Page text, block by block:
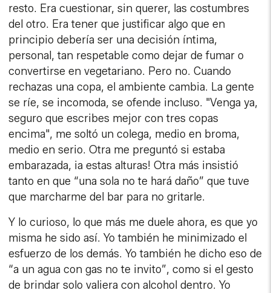
resto. Era cuestionar, sin querer, las costumbres
del otro. Era tener que justificar algo que en
principio debería ser una decisión íntima,
personal, tan respetable como dejar de fumar o
convertirse en vegetariano. Pero no. Cuando
rechazas una copa, el ambiente cambia. La gente
se ríe, se incomoda, se ofende incluso. "Venga ya,
seguro que escribes mejor con tres copas
encima", me soltó un colega, medio en broma,
medio en serio. Otra me preguntó si estaba
embarazada, ¡a estas alturas! Otra más insistió
tanto en que “una sola no te hará daño” que tuve
que marcharme del bar para no gritarle.
Y lo curioso, lo que más me duele ahora, es que yo
misma he sido así. Yo también he minimizado el
esfuerzo de los demás. Yo también he dicho eso de
“a un agua con gas no te invito”, como si el gesto
de brindar solo valiera con alcohol dentro. Yo